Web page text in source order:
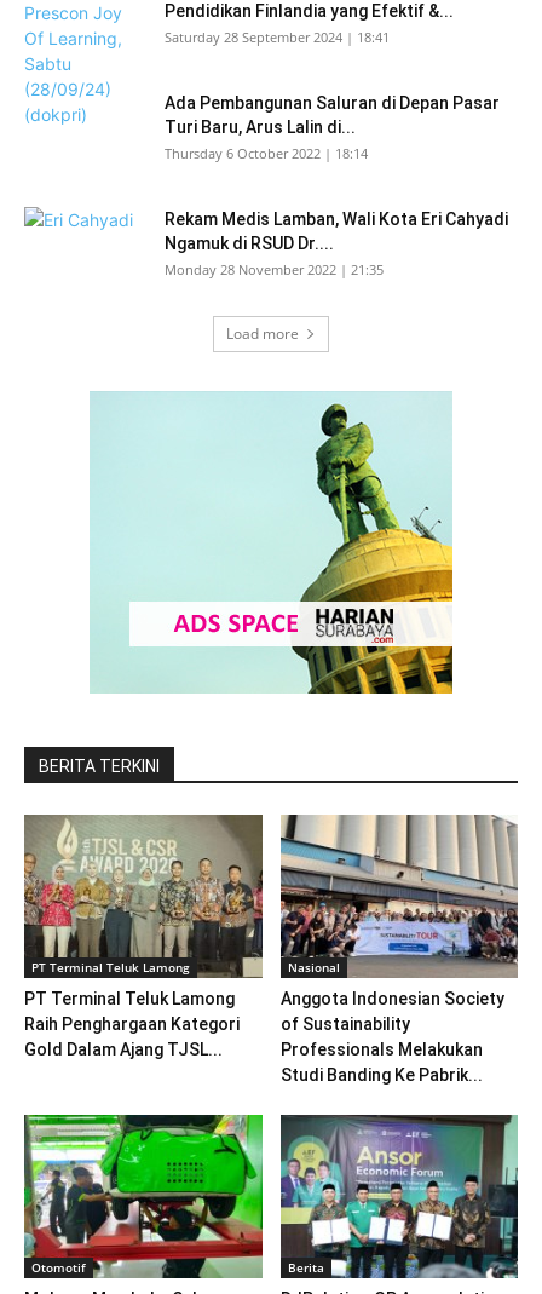
Pendidikan Finlandia yang Efektif &...
Saturday 28 September 2024 | 18:41
Ada Pembangunan Saluran di Depan Pasar
Turi Baru, Arus Lalin di...
Thursday 6 October 2022 | 18:14
Rekam Medis Lamban, Wali Kota Eri Cahyadi
Ngamuk di RSUD Dr....
Monday 28 November 2022 | 21:35
Load more
BERITA TERKINI
PT Terminal Teluk Lamong
PT Terminal Teluk Lamong
Raih Penghargaan Kategori
Gold Dalam Ajang TJSL...
Nasional
Anggota Indonesian Society
of Sustainability
Professionals Melakukan
Studi Banding Ke Pabrik...
Otomotif Berita